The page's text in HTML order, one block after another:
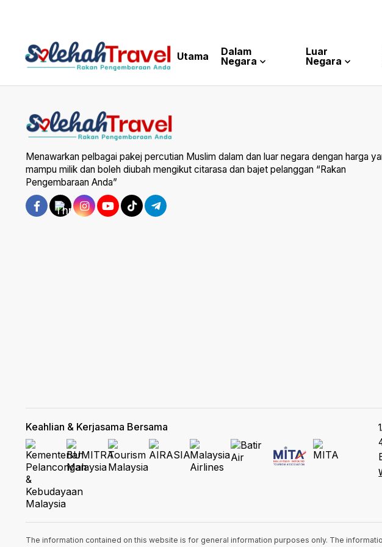
Utama
Dalam
Negara
Luar
Negara
Menawarkan pelbagai pakej percutian Muslim dalam dan luar negara dengan harga
mampu milik dan boleh diubah mengikut citarasa dan bajet pelanggan “Rakan
Pengembaraan Anda”
Keahlian & Kerjasama Bersama
The information contained on this website is for general information purposes only. The